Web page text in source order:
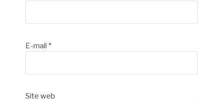
E-mail *
Site web